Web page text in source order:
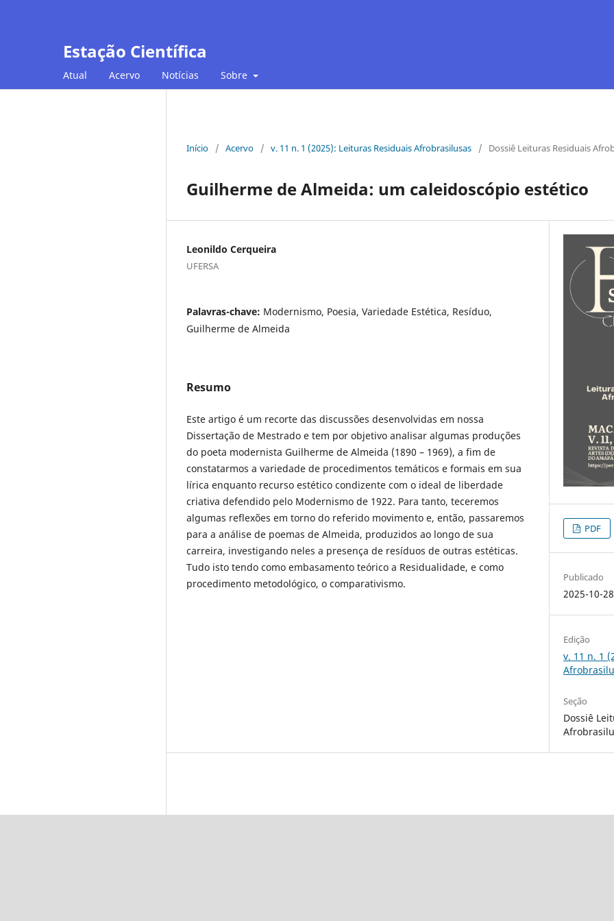
Estação Científica
Atual Acervo Notícias Sobre
Início / Acervo / v. 11 n. 1 (2025): Leituras Residuais Afrobrasilusas / Dossiê Leituras Residuais
Guilherme de Almeida: um caleidoscópio estético
Leonildo Cerqueira
UFERSA
Palavras-chave: Modernismo, Poesia, Variedade Estética, Resíduo,
Guilherme de Almeida
Resumo
Este artigo é um recorte das discussões desenvolvidas em nossa
Dissertação de Mestrado e tem por objetivo analisar algumas produções
do poeta modernista Guilherme de Almeida (1890 – 1969), a fim de
constatarmos a variedade de procedimentos temáticos e formais em sua
lírica enquanto recurso estético condizente com o ideal de liberdade
criativa defendido pelo Modernismo de 1922. Para tanto, teceremos
algumas reflexões em torno do referido movimento e, então, passaremos
para a análise de poemas de Almeida, produzidos ao longo de sua
carreira, investigando neles a presença de resíduos de outras estéticas.
Tudo isto tendo como embasamento teórico a Residualidade, e como
procedimento metodológico, o comparativismo.
PDF
Publicado
2025-10-28
Edição
v. 11 n. 1
Seção
Dossiê